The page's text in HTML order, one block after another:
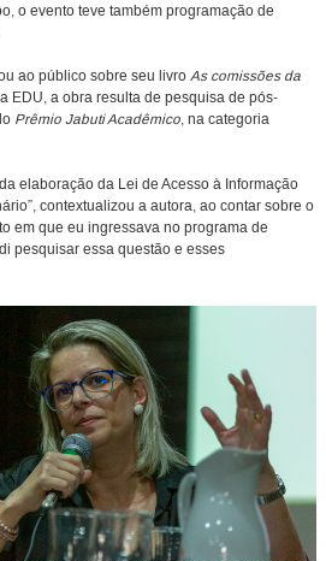
o evento teve também programação de
ao público sobre seu livro As comissões da
EDU, a obra resulta de pesquisa de pós-
Prêmio Jabuti Acadêmico, na categoria
elaboração da Lei de Acesso à Informação
contextualizou a autora, ao contar sobre o
em que eu ingressava no programa de
pesquisar essa questão e esses